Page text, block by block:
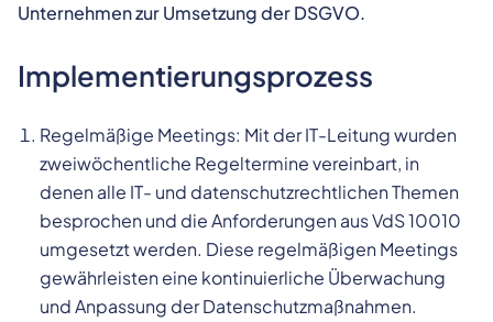
Unternehmen zur Umsetzung der DSGVO.
Implementierungsprozess
Regelmäßige Meetings: Mit der IT-Leitung wurden
zweiwöchentliche Regeltermine vereinbart, in
denen alle IT- und datenschutzrechtlichen Themen
besprochen und die Anforderungen aus VdS 10010
umgesetzt werden. Diese regelmäßigen Meetings
gewährleisten eine kontinuierliche Überwachung
und Anpassung der Datenschutzmaßnahmen.